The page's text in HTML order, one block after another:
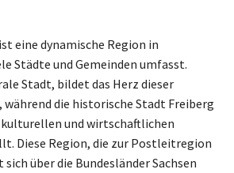
eine dynamische Region in
Städte und Gemeinden umfasst.
Stadt, bildet das Herz dieser
die historische Stadt Freiberg
und wirtschaftlichen
Diese Region, die zur Postleitregion
über die Bundesländer Sachsen